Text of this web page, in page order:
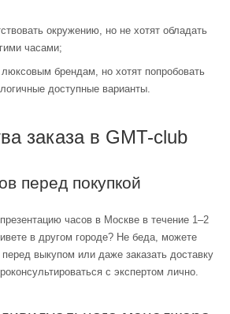
окружению, но не хотят обладать
часами;
брендам, но хотят попробовать
доступные варианты.
заказа в GMT-club
перед покупкой
часов в Москве в течение 1–2
в другом городе? Не беда, можете
выкупом или даже заказать доставку
с экспертом лично.